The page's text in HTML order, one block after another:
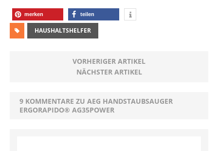
merken teilen
HAUSHALTSHELFER
VORHERIGER ARTIKEL
NÄCHSTER ARTIKEL
9 KOMMENTARE ZU AEG HANDSTAUBSAUGER
ERGORAPIDO® AG35POWER